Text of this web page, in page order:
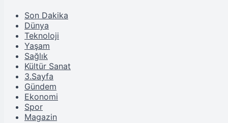
Son Dakika
Dünya
Teknoloji
Yaşam
Sağlık
Kültür Sanat
3.Sayfa
Gündem
Ekonomi
Spor
Magazin